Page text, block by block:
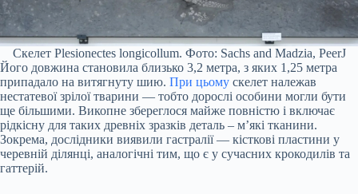
Скелет Plesionectes longicollum. Фото: Sachs and Madzia, PeerJ
Його довжина становила близько 3,2 метра, з яких 1,25 метра
припадало на витягнуту шию. При цьому скелет належав
нестатевої зрілої тварини — тобто дорослі особини могли бути
ще більшими. Викопне збереглося майже повністю і включає
рідкісну для таких древніх зразків деталь – м’які тканини.
Зокрема, дослідники виявили гастралії — кісткові пластини у
черевній ділянці, аналогічні тим, що є у сучасних крокодилів та
гаттерій.